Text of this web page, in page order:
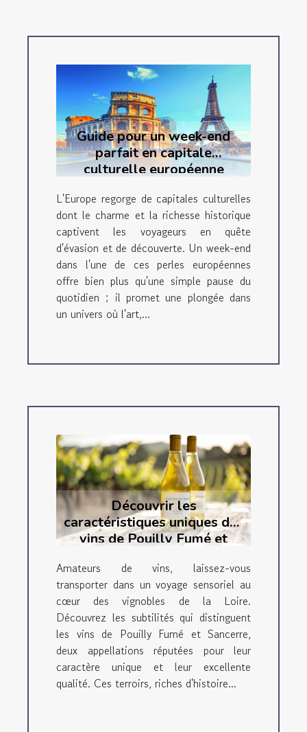
Guide pour un week-end
parfait en capitale
culturelle européenne
L'Europe regorge de capitales culturelles
dont le charme et la richesse historique
captivent les voyageurs en quête
d'évasion et de découverte. Un week-end
dans l'une de ces perles européennes
offre bien plus qu'une simple pause du
quotidien ; il promet une plongée dans
un univers où l'art,...
Découvrir les
caractéristiques uniques des
vins de Pouilly Fumé et
Amateurs de vins, laissez-vous
transporter dans un voyage sensoriel au
cœur des vignobles de la Loire.
Découvrez les subtilités qui distinguent
les vins de Pouilly Fumé et Sancerre,
deux appellations réputées pour leur
caractère unique et leur excellente
qualité. Ces terroirs, riches d'histoire...